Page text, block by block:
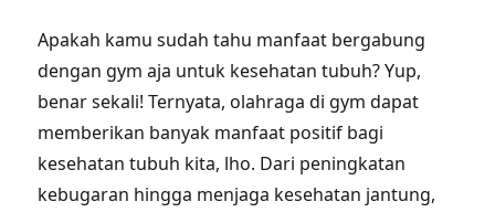
Apakah kamu sudah tahu manfaat bergabung
dengan gym aja untuk kesehatan tubuh? Yup,
benar sekali! Ternyata, olahraga di gym dapat
memberikan banyak manfaat positif bagi
kesehatan tubuh kita, lho. Dari peningkatan
kebugaran hingga menjaga kesehatan jantung,